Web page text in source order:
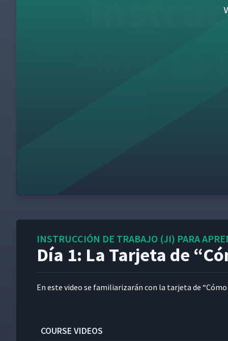
INSTRUCCIÓN DE TRABAJO (JI) PARA
Día 1: La Tarjeta de “
En este video se famil­iar­izarán con la tar­je­ta de “
COURSE VIDEOS
3 Día 1: Instrucción Incorrecta
4 Día 1: Instrucción Correcta
de 4 Pasos